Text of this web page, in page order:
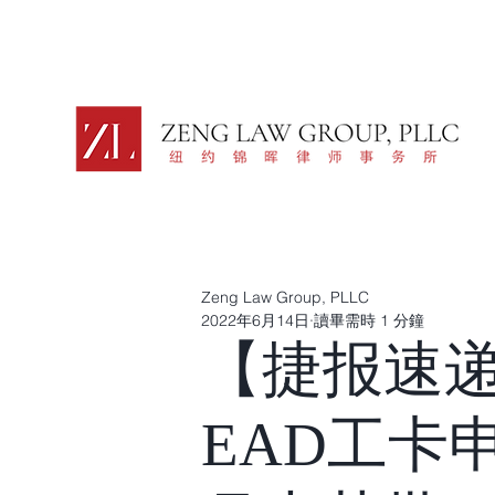
【捷报速
EAD工卡
Zeng Law Group, PLLC
2022年6月14日 讀畢需時 1 分鐘